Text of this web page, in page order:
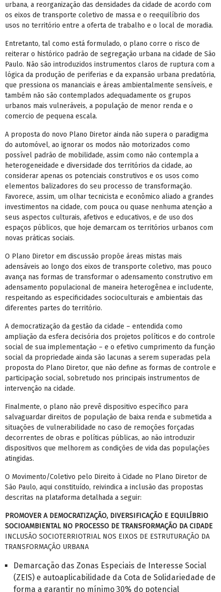
urbana, a reorganização das densidades da cidade de acordo com
os eixos de transporte coletivo de massa e o reequilíbrio dos
usos no território entre a oferta de trabalho e o local de moradia.
Entretanto, tal como está formulado, o plano corre o risco de
reiterar o histórico padrão de segregação urbana na cidade de São
Paulo. Não são introduzidos instrumentos claros de ruptura com a
lógica da produção de periferias e da expansão urbana predatória,
que pressiona os mananciais e áreas ambientalmente sensíveis, e
também não são contemplados adequadamente os grupos
urbanos mais vulneráveis, a população de menor renda e o
comercio de pequena escala.
A proposta do novo Plano Diretor ainda não supera o paradigma
do automóvel, ao ignorar os modos não motorizados como
possível padrão de mobilidade, assim como não contempla a
heterogeneidade e diversidade dos territórios da cidade, ao
considerar apenas os potenciais construtivos e os usos como
elementos balizadores do seu processo de transformação.
Favorece, assim, um olhar tecnicista e econômico aliado a grandes
investimentos na cidade, com pouca ou quase nenhuma atenção a
seus aspectos culturais, afetivos e educativos, e de uso dos
espaços públicos, que hoje demarcam os territórios urbanos com
novas práticas sociais.
O Plano Diretor em discussão propõe áreas mistas mais
adensáveis ao longo dos eixos de transporte coletivo, mas pouco
avança nas formas de transformar o adensamento construtivo em
adensamento populacional de maneira heterogênea e includente,
respeitando as especificidades socioculturais e ambientais das
diferentes partes do território.
A democratização da gestão da cidade – entendida como
ampliação da esfera decisória dos projetos políticos e do controle
social de sua implementação – e o efetivo cumprimento da função
social da propriedade ainda são lacunas a serem superadas pela
proposta do Plano Diretor, que não define as formas de controle e
participação social, sobretudo nos principais instrumentos de
intervenção na cidade.
Finalmente, o plano não prevê dispositivo específico para
salvaguardar direitos de população de baixa renda e submetida a
situações de vulnerabilidade no caso de remoções forçadas
decorrentes de obras e políticas públicas, ao não introduzir
dispositivos que melhorem as condições de vida das populações
atingidas.
O Movimento/Coletivo pelo Direito à Cidade no Plano Diretor de
São Paulo, aqui constituído, reivindica a inclusão das propostas
descritas na plataforma detalhada a seguir:
PROMOVER A DEMOCRATIZAÇÃO, DIVERSIFICAÇÃO E EQUILÍBRIO
SOCIOAMBIENTAL NO PROCESSO DE TRANSFORMAÇÃO DA CIDADE
INCLUSÃO SOCIOTERRIOTRIAL NOS EIXOS DE ESTRUTURAÇÃO DA
TRANSFORMAÇÃO URBANA
Demarcação das Zonas Especiais de Interesse Social
(ZEIS) e autoaplicabilidade da Cota de Solidariedade de
forma a garantir no mínimo 30% do potencial